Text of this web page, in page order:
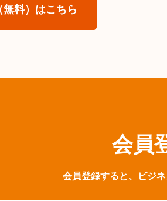
料）はこちら
会員
会員登録すると、ビジ